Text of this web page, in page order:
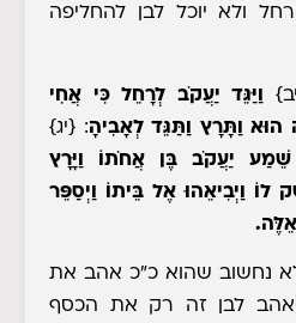
ולא יוכל לבן להחליפה
וַיַּגֵּד יַעֲקֹב לְרָחֵל כִּי אֲחִי
הוּא וַתָּרָץ וַתַּגֵּד לְאָבִיהָ: {יג}
יַעֲקֹב בֶּן אֲחֹתוֹ וַיָּרָץ
לוֹ וַיְבִיאֵהוּ אֶל בֵּיתוֹ וַיְסַפֵּר
נחשוב שהוא כ"כ אהב את
לבן זה רק את הכסף